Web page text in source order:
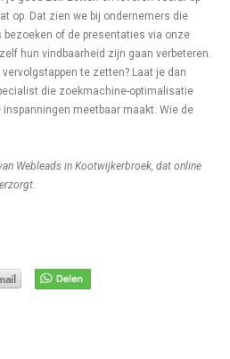
op. Dat zien we bij ondernemers die
of de presentaties via onze
hun vindbaarheid zijn gaan verbeteren.
te zetten? Laat je dan
die zoekmachine-optimalisatie
meetbaar maakt. Wie de
Webleads in Kootwijkerbroek, dat online